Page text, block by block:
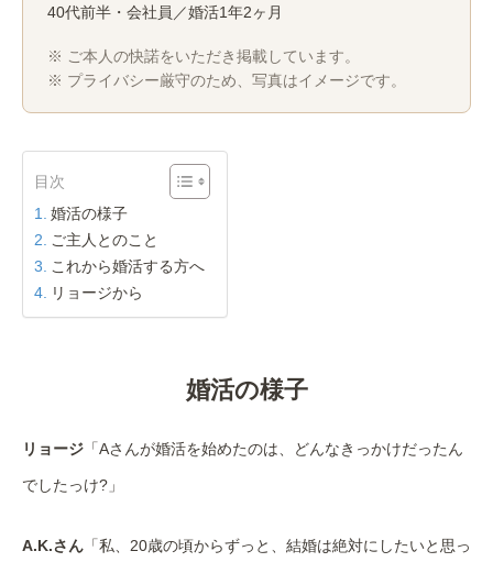
40代前半・会社員／婚活1年2ヶ月
※ ご本人の快諾をいただき掲載しています。
※ プライバシー厳守のため、写真はイメージです。
目次
婚活の様子
ご主人とのこと
これから婚活する方へ
リョージから
婚活の様子
リョージ 「Aさんが婚活を始めたのは、どんなきっかけだったん
でしたっけ?」
A.K.さん 「私、20歳の頃からずっと、結婚は絶対にしたいと思っ